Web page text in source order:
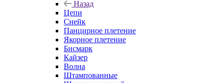
Назад
Цепи
Снейк
Панцирное плетение
Якорное плетение
Бисмарк
Кайзер
Волна
Штампованные